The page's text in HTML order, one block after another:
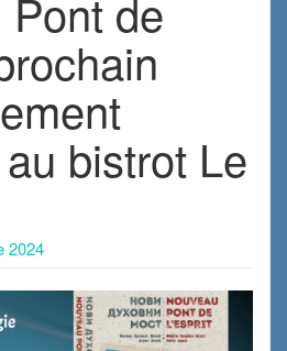
de
bistrot Le
2024